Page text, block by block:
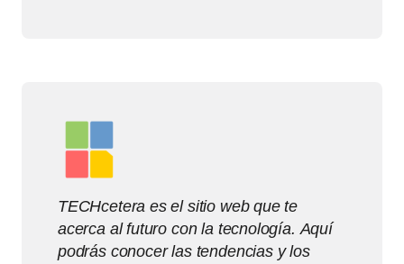
TECHcetera es el sitio web que te
acerca al futuro con la tecnología. Aquí
podrás conocer las tendencias y los